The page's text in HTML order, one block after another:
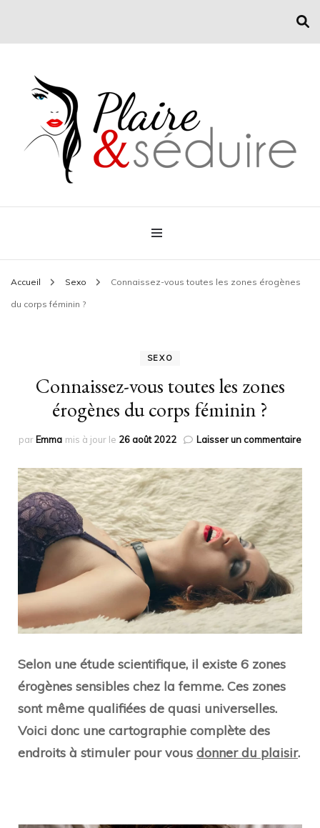
Plaire & Séduire
Conseil mode et séduction
Accueil Sexo Connaissez-vous toutes les zones érogènes
du corps féminin ?
SEXO
Connaissez-vous toutes les zones
érogènes du corps féminin ?
par Emma mis à jour le 26 août 2022 Laisser un commentairesur
du
Selon une étude scientifique, il existe 6 zones
érogènes sensibles chez la femme. Ces zones
sont même qualifiées de quasi universelles.
Voici donc une cartographie complète des
endroits à stimuler pour vous donner du plaisir.